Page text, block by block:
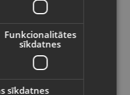
Funkcionalitātes
sīkdatnes
sīkdatnes